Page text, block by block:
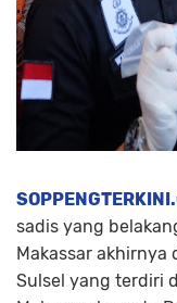
sadis yang
Makassar akhirnya
Sulsel yang terdiri